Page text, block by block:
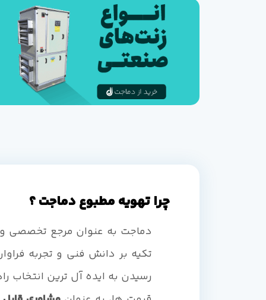
چرا تهویه مطبوع دماجت ؟
دماجت به عنوان مرجع تخصصی
تکیه بر دانش فنی و تجربه
رسیدن به ایده آل ترین انتخاب